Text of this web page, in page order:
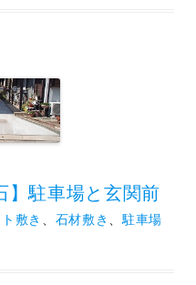
】駐車場と玄関前
敷き 、 石材敷き 、駐車場